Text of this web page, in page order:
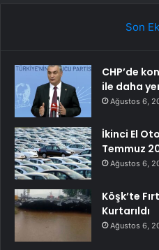
Son
CHP’de
ile daha
Ağustos 6,
İkinci El
Temmuz
Ağustos 6,
Köşk’te
Kurtarıldı
Ağustos 6,